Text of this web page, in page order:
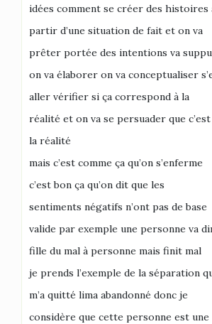
idées comment se créer des histoires
partir d’une situation de fait et on va
prêter portée des intentions va
on va élaborer on va conceptualiser
aller vérifier si ça correspond à la
réalité et on va se persuader que c’est
la réalité
mais c’est comme ça qu’on s’enferme
c’est bon ça qu’on dit que les
sentiments négatifs n’ont pas de base
valide par exemple une personne va
fille du mal à personne mais finit mal
je prends l’exemple de la séparation
m’a quitté lima abandonné donc je
considère que cette personne est une